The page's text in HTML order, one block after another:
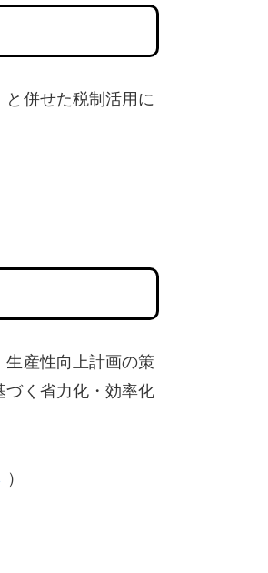
併せた税制活用に
生産性向上計画の策
づく省力化・効率化
）